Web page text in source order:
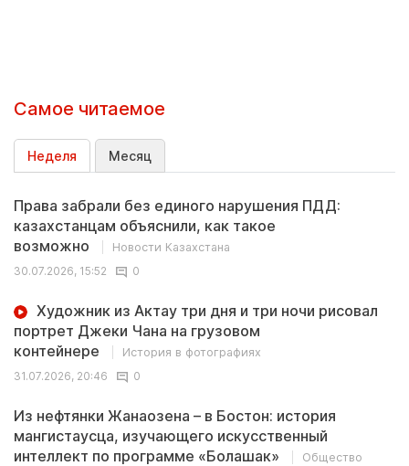
Самое читаемое
Неделя Месяц
Права забрали без единого нарушения ПДД:
казахстанцам объяснили, как такое
возможно
Новости Казахстана
30.07.2026, 15:52
0
Художник из Актау три дня и три ночи рисовал
портрет Джеки Чана на грузовом
контейнере
История в фотографиях
31.07.2026, 20:46
0
Из нефтянки Жанаозена – в Бостон: история
мангистаусца, изучающего искусственный
интеллект по программе «Болашак»
Общество